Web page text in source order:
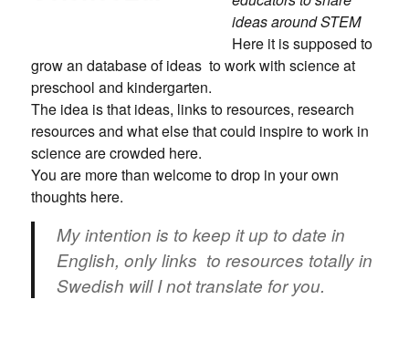
ideas around STEM
Here it is supposed to
grow an database of ideas to work with science at
preschool and kindergarten.
The idea is that ideas, links to resources, research
resources and what else that could inspire to work in
science are crowded here.
You are more than welcome to drop in your own
thoughts here.
My intention is to keep it up to date in
English, only links to resources totally in
Swedish will I not translate for you.